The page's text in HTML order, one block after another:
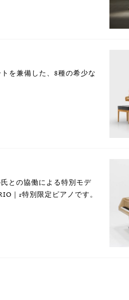
を兼備した、8種の希少な
との協働による特別モデ
｜r特別限定ピアノです。